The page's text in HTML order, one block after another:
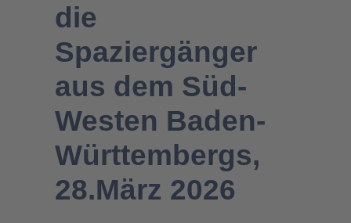
die
Spaziergänger
aus dem Süd-
Westen Baden-
Württembergs,
28.März 2026